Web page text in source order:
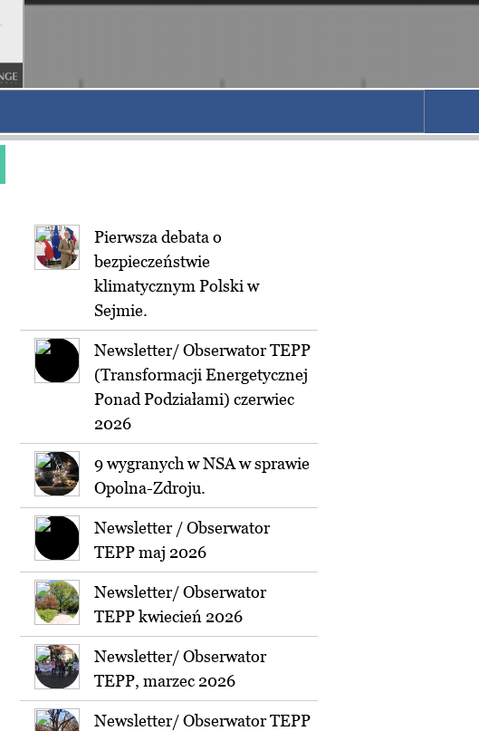
Pierwsza debata o
bezpieczeństwie
klimatycznym Polski w
Sejmie.
Newsletter/ Obserwator TEPP
(Transformacji Energetycznej
Ponad Podziałami) czerwiec
2026
9 wygranych w NSA w sprawie
Opolna-Zdroju.
Newsletter / Obserwator
TEPP maj 2026
Newsletter/ Obserwator
TEPP kwiecień 2026
Newsletter/ Obserwator
TEPP, marzec 2026
Newsletter/ Obserwator TEPP